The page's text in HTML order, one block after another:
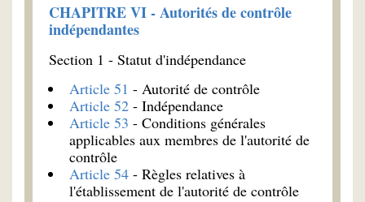
CHAPITRE VI - Autorités de contrôle
indépendantes
Section 1 - Statut d'indépendance
Article 51 - Autorité de contrôle
Article 52 - Indépendance
Article 53 - Conditions générales
applicables aux membres de l'autorité de
contrôle
Article 54 - Règles relatives à
l'établissement de l'autorité de contrôle